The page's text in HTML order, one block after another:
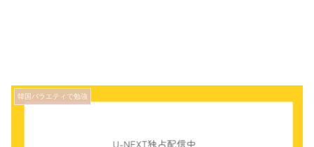
韓国バラエティで勉強